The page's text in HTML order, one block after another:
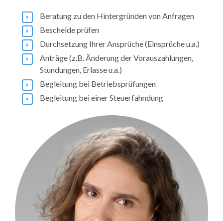
Beratung zu den Hintergründen von Anfragen
Bescheide prüfen
Durchsetzung Ihrer Ansprüche (Einsprüche u.a.)
Anträge (z.B. Änderung der Vorauszahlungen,
Stundungen, Erlasse u.a.)
Begleitung bei Betriebsprüfungen
Begleitung bei einer Steuerfahndung